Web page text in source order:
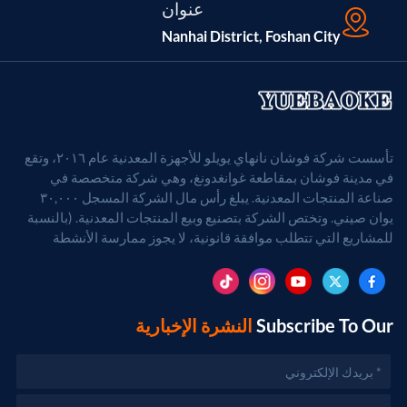
عنوان
Nanhai District, Foshan City
تأسست شركة فوشان نانهاي يويلو للأجهزة المعدنية عام ٢٠١٦، وتقع
في مدينة فوشان بمقاطعة غوانغدونغ، وهي شركة متخصصة في
صناعة المنتجات المعدنية. يبلغ رأس مال الشركة المسجل ٣٠,٠٠٠
يوان صيني. وتختص الشركة بتصنيع وبيع المنتجات المعدنية. (بالنسبة
للمشاريع التي تتطلب موافقة قانونية، لا يجوز ممارسة الأنشطة
Subscribe To Our النشرة الإخبارية